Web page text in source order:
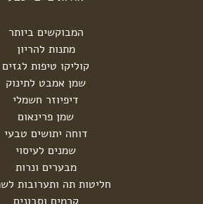
המבוקשים ביותר
מתנות להריון
קוליקו טיפות לגזים
שמן אמבט לתינוק
דיפיוזר חשמלי
שמן פרינאום
דוחה יתושים טבעי
שמנים לעיסוי
מבערים ונרות
חליטות תה ותערובות